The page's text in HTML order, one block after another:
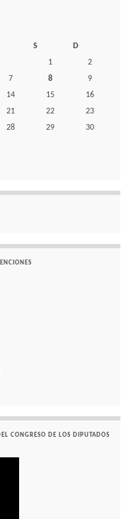
S
D
1
2
7 8
9
14 15
16
21 22
23
28 29
30
CONGRESO DE LOS DIPUTADOS